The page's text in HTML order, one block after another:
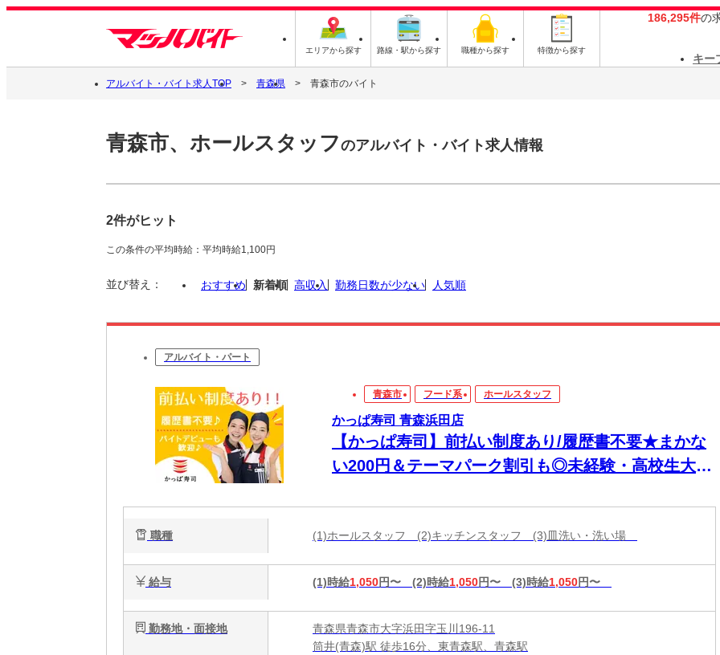
エリアから探す 路線・駅から探す 職種から探す 特徴から探す
186,295件の
キー
アルバイト・バイト求人TOP 青森県 青森市のバイト
青森市、ホールスタッフのアルバイト・バイト求人情報
2件がヒット
この条件の平均時給：平均時給1,100円
並び替え： おすすめ 新着順 高収入 勤務日数が少ない 人気順
アルバイト・パート
青森市 フード系 ホールスタッフ
かっぱ寿司 青森浜田店
【かっぱ寿司】前払い制度あり/履歴書不要★まかな
い200円＆テーマパーク割引も◎未経験・高校生大歓
職種 (1)ホールスタッフ (2)キッチンスタッフ (3)皿洗い・洗い場
給与 (1)時給1,050円〜 (2)時給1,050円〜 (3)時給1,050円〜
勤務地・面接地
青森県青森市大字浜田字玉川196-11
筒井(青森)駅 徒歩16分、東青森駅、青森駅